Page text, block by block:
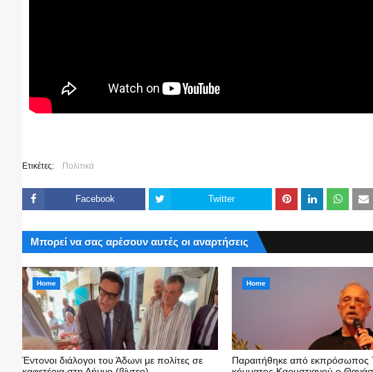
Ετικέτες: Πολιτικά
Facebook Twitter
Μπορεί να σας αρέσουν αυτές οι αναρτήσεις
Home
Έντονοι διάλογοι του Άδωνι με πολίτες σε
Home
Παραιτήθηκε από εκπρόσωπος